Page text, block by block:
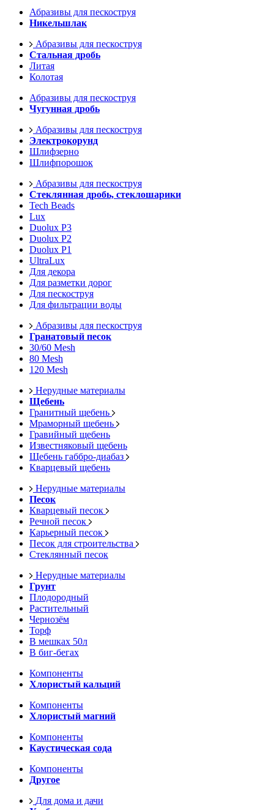
Абразивы для пескоструя
Никельшлак
Абразивы для пескоструя
Стальная дробь
Литая
Колотая
Абразивы для пескоструя
Чугунная дробь
Абразивы для пескоструя
Электрокорунд
Шлифзерно
Шлифпорошок
Абразивы для пескоструя
Стеклянная дробь, стеклошарики
Tech Beads
Lux
Duolux P3
Duolux P2
Duolux P1
UltraLux
Для декора
Для разметки дорог
Для пескоструя
Для фильтрации воды
Абразивы для пескоструя
Гранатовый песок
30/60 Mesh
80 Mesh
120 Mesh
Нерудные материалы
Щебень
Гранитный щебень
Мраморный щебень
Гравийный щебень
Известняковый щебень
Щебень габбро-диабаз
Кварцевый щебень
Нерудные материалы
Песок
Кварцевый песок
Речной песок
Карьерный песок
Песок для строительства
Стеклянный песок
Нерудные материалы
Грунт
Плодородный
Растительный
Чернозём
Торф
В мешках 50л
В биг-бегах
Компоненты
Хлористый кальций
Компоненты
Хлористый магний
Компоненты
Каустическая сода
Компоненты
Другое
Для дома и дачи